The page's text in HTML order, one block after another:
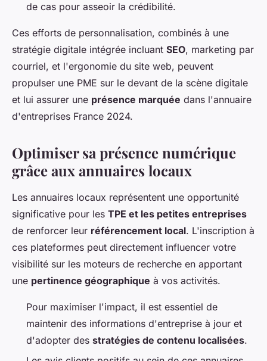
de cas pour asseoir la crédibilité.
Ces efforts de personnalisation, combinés à une
stratégie digitale intégrée incluant SEO, marketing par
courriel, et l'ergonomie du site web, peuvent
propulser une PME sur le devant de la scène digitale
et lui assurer une présence marquée dans l'annuaire
d'entreprises France 2024.
Optimiser sa présence numérique
grâce aux annuaires locaux
Les annuaires locaux représentent une opportunité
significative pour les TPE et les petites entreprises
de renforcer leur référencement local. L'inscription à
ces plateformes peut directement influencer votre
visibilité sur les moteurs de recherche en apportant
une pertinence géographique à vos activités.
Pour maximiser l'impact, il est essentiel de
maintenir des informations d'entreprise à jour et
d'adopter des stratégies de contenu localisées.